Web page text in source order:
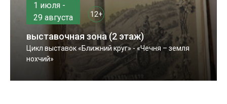
1 июля -
29 августа
12+
выставочная зона (2 этаж)
Цикл выставок «Ближний круг» - «Чечня – земля
нохчий»